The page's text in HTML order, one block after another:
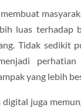
luas terhadap
Tidak sedikit
perhatian
yang lebih
digital juga